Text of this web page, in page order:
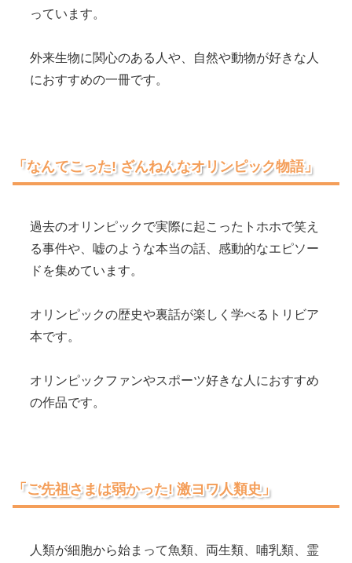
っています。
外来生物に関心のある人や、自然や動物が好きな人
におすすめの一冊です。
「なんてこった! ざんねんなオリンピック物語」
過去のオリンピックで実際に起こったトホホで笑え
る事件や、嘘のような本当の話、感動的なエピソー
ドを集めています。
オリンピックの歴史や裏話が楽しく学べるトリビア
本です。
オリンピックファンやスポーツ好きな人におすすめ
の作品です。
「ご先祖さまは弱かった! 激ヨワ人類史」
人類が細胞から始まって魚類、両生類、哺乳類、霊